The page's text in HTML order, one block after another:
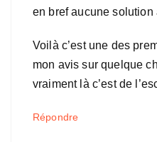
en bref aucune solution
Voilà c’est une des
mon avis sur quelque
vraiment là c’est de
Répondre